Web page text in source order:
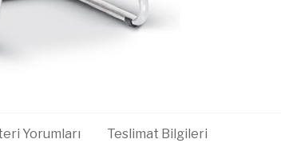
Yorumları Teslimat Bilgileri